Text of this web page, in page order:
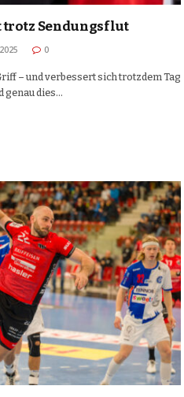
Sendungsflut
0
– und verbessert sich trotzdem Tag
genau dies…